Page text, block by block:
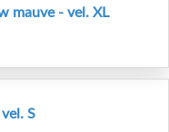
mauve - vel. XL
S